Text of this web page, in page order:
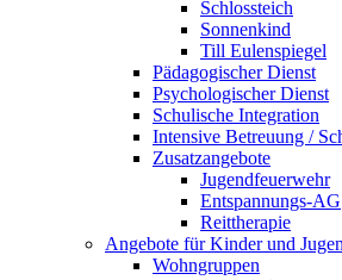
Schlossteich
Sonnenkind
Till Eulenspiegel
Pädagogischer Dienst
Psychologischer Dienst
Schulische Integration
Intensive Betreuung /
Zusatzangebote
Jugendfeuerwehr
Entspannungs-AG
Reittherapie
Angebote für Kinder und
Wohngruppen